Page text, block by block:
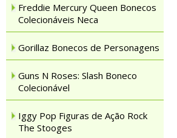
Freddie Mercury Queen Bonecos
Colecionáveis Neca
Gorillaz Bonecos de Personagens
Guns N Roses: Slash Boneco
Colecionável
Iggy Pop Figuras de Ação Rock
The Stooges